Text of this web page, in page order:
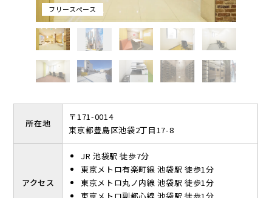
フリースペース
所在地
〒171-0014
東京都豊島区池袋2丁目17-8
アクセス
JR 池袋駅 徒歩7分
東京メトロ有楽町線 池袋駅 徒歩1分
東京メトロ丸ノ内線 池袋駅 徒歩1分